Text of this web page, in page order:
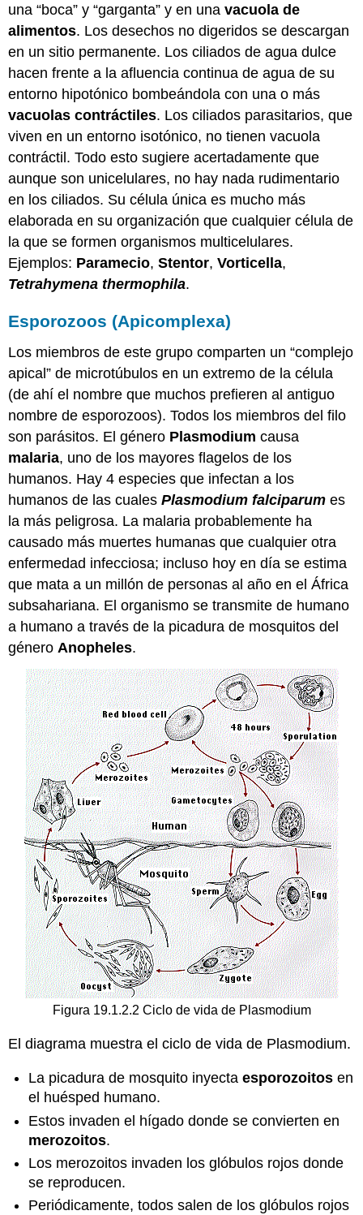
una “boca” y “garganta” y en unavacuola de
alimentos. Los desechos no digeridos se descargan
en un sitio permanente. Los ciliados de agua dulce
hacen frente a la afluencia continua de agua de su
entorno hipotónico bombeándola con una o más
vacuolas contráctiles. Los ciliados parasitarios, que
viven en un entorno isotónico, no tienen vacuola
contráctil. Todo esto sugiere acertadamente que
aunque son unicelulares, no hay nada rudimentario
en los ciliados. Su célula única es mucho más
elaborada en su organización que cualquier célula de
la que se formen organismos multicelulares.
Ejemplos: Paramecio,Stentor,Vorticella,
Tetrahymena thermophila.
Esporozoos (Apicomplexa)
Los miembros de este grupo comparten un “complejo
apical” de microtúbulos en un extremo de la célula
(de ahí el nombre que muchos prefieren al antiguo
nombre de esporozoos). Todos los miembros del filo
son parásitos. El género Plasmodium causa
malaria, uno de los mayores flagelos de los
humanos. Hay 4 especies que infectan a los
humanos de las cualesPlasmodium falciparum es
la más peligrosa. La malaria probablemente ha
causado más muertes humanas que cualquier otra
enfermedad infecciosa; incluso hoy en día se estima
que mata a un millón de personas al año en el África
subsahariana. El organismo se transmite de humano
a humano a través de la picadura de mosquitos del
género Anopheles.
Figura 19.1.2.2 Ciclo de vida de Plasmodium
El diagrama muestra el ciclo de vida de Plasmodium.
La picadura de mosquito inyectaesporozoitos en
el huésped humano.
Estos invaden el hígado donde se convierten en
merozoitos.
Los merozoitos invaden los glóbulos rojos donde
se reproducen.
Periódicamente, todos salen de los glóbulos rojos